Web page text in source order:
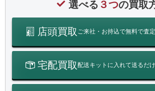
選べる ３つの買取
店頭買取 ご来社・お持込で無料で査
宅配買取配送キットに入れて送るだ